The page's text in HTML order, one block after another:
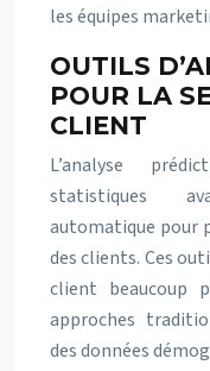
les équipes
OUTILS
POUR LA
CLIENT
L’analyse
statistiques
automatique pour
des clients. Ces
client beaucoup
approches
des données